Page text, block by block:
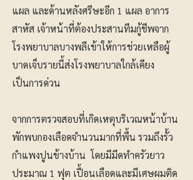
แผล และด้านหลังศรีษะอีก 1 แผล อาการ
สาหัส เจ้าหน้าที่ต้องประสานทีมกู้ชีพจาก
โรงพยาบาลบางพลีเข้าให้การช่วยเหลือผู้
บาดเจ็บรายนี้ส่งโรงพยาบาลใกล้เคียง
เป็นการด่วน
จากการตรวจสอบที่เกิดเหตุบริเวณหน้าบ้าน
พักพบกองเลือดจำนวนมากที่พื้น รวมถึงรั้ว
กำแพงปูนข้างบ้าน โดยมีมีดทำครัวยาว
ประมาณ 1 ฟุต เปื้อนเลือดและมีเศษผมติด